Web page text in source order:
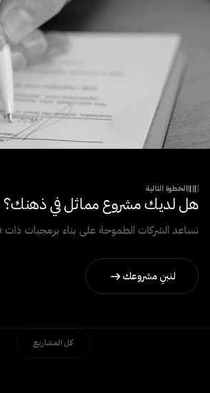
الخطوة التالية
هل لديك مشروع مماثل في ذهنك؟
نساعد الشركات الطموحة على بناء برمجيات ذات
لنبنِ مشروعك
كل المشاريع